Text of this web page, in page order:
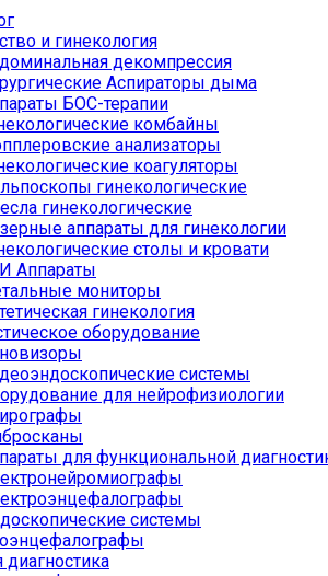
и гинекология
декомпрессия
Аспираторы дыма
БОС-терапии
комбайны
анализаторы
коагуляторы
гинекологические
гинекологические
аппараты для гинекологии
столы и кровати
Аппараты
мониторы
гинекология
оборудование
системы
для нейрофизиологии
для функциональной
системы
диагностика